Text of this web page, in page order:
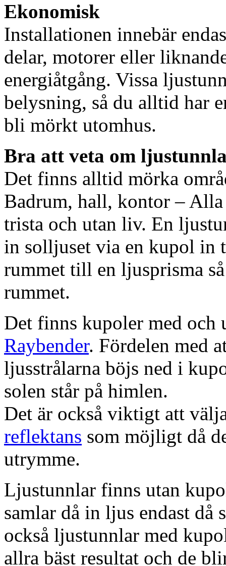
Ekonomisk
Installationen innebär
delar, motorer eller
energiåtgång. Vissa
belysning, så du alltid har
bli mörkt utomhus.
Bra att veta om
Det finns alltid mörka
Badrum, hall, kontor – Alla
trista och utan liv. En
in solljuset via en kupol in
rummet till en ljusprisma
rummet.
Det finns kupoler med och
Raybender. Fördelen med
ljusstrålarna böjs ned i
solen står på himlen.
Det är också viktigt att
reflektans som möjligt då
utrymme.
Ljustunnlar finns utan
samlar då in ljus endast då
också ljustunnlar med
allra bäst resultat och de